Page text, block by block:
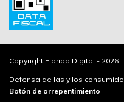
Copyright Florida Digital -
Defensa de las y los
Botón de arrepentimiento